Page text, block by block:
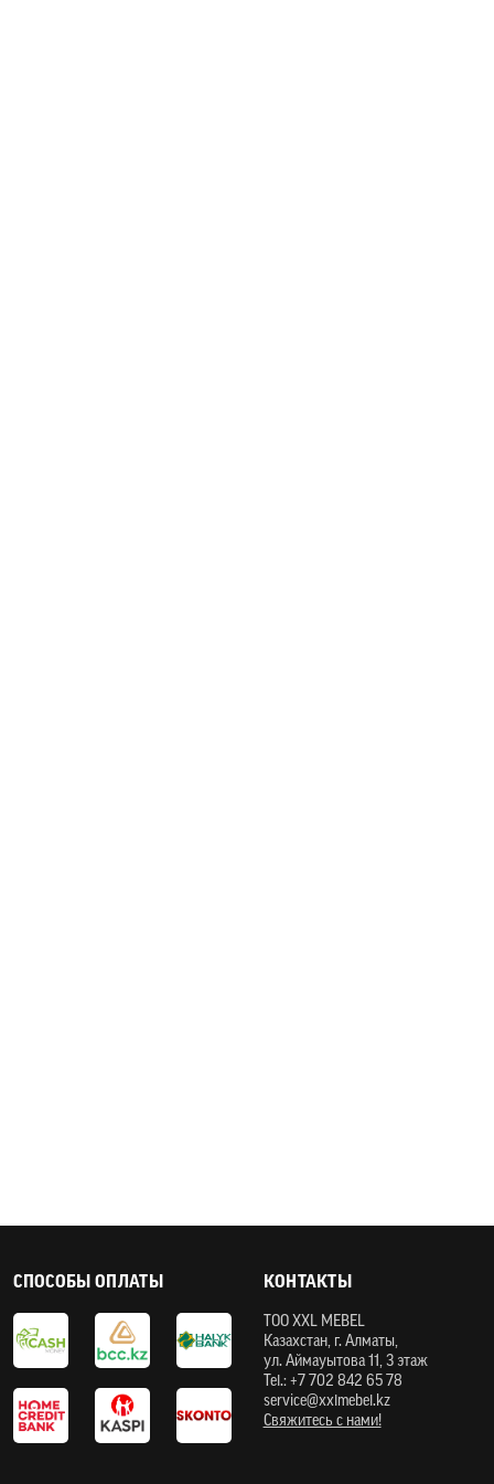
СПОСОБЫ ОПЛАТЫ КОНТАКТЫ
ТOO XXL MEBEL
Казахстан, г. Алматы,
ул. Аймауытова 11, 3 этаж
Tel.: +7 702 842 65 78
service@xxlmebel.kz
Свяжитесь с нами!